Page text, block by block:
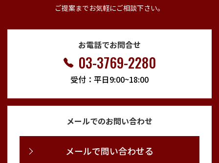
ご提案までお気軽にご相談下さい。
お電話でお問合せ
03-3769-2280
受付：平日9:00~18:00
メールでのお問い合わせ
メールで問い合わせる